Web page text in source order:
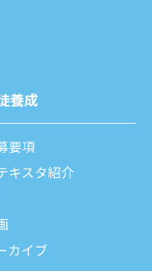
養成
要項
キスタ紹介
カイブ